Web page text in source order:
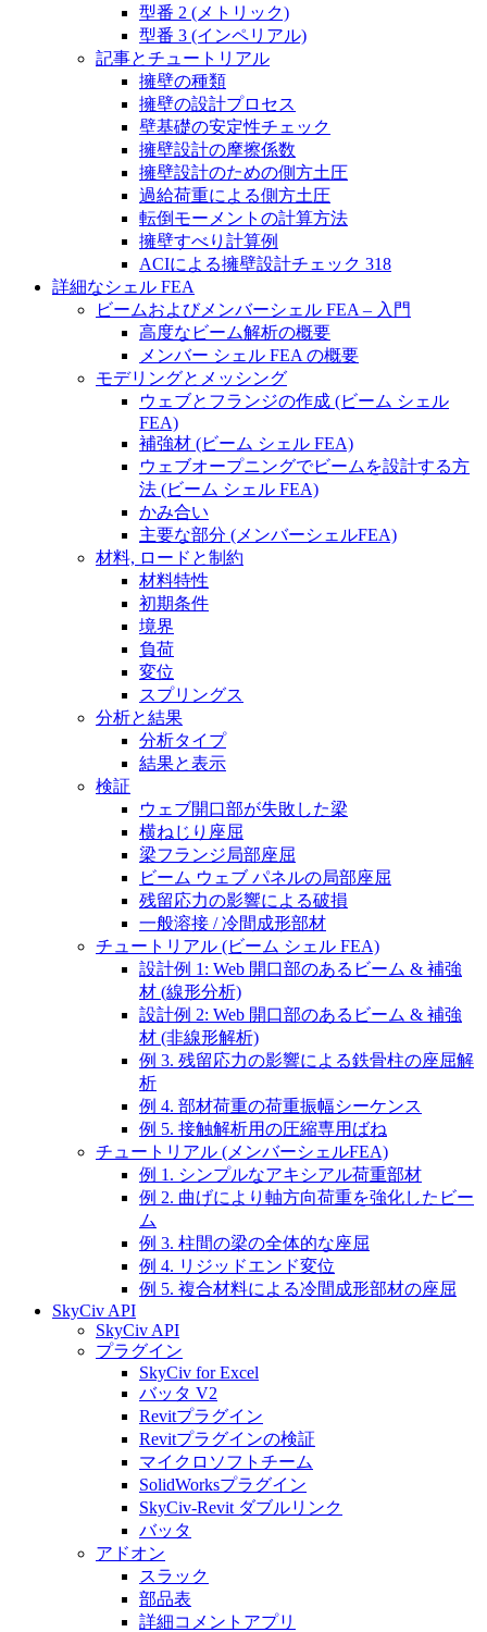
型番 2 (メトリック)
型番 3 (インペリアル)
記事とチュートリアル
擁壁の種類
擁壁の設計プロセス
壁基礎の安定性チェック
擁壁設計の摩擦係数
擁壁設計のための側方土圧
過給荷重による側方土圧
転倒モーメントの計算方法
擁壁すべり計算例
ACIによる擁壁設計チェック 318
詳細なシェル FEA
ビームおよびメンバーシェル FEA – 入門
高度なビーム解析の概要
メンバー シェル FEA の概要
モデリングとメッシング
ウェブとフランジの作成 (ビーム シェル
FEA)
補強材 (ビーム シェル FEA)
ウェブオープニングでビームを設計する方
法 (ビーム シェル FEA)
かみ合い
主要な部分 (メンバーシェルFEA)
材料, ロードと制約
材料特性
初期条件
境界
負荷
変位
スプリングス
分析と結果
分析タイプ
結果と表示
検証
ウェブ開口部が失敗した梁
横ねじり座屈
梁フランジ局部座屈
ビーム ウェブ パネルの局部座屈
残留応力の影響による破損
一般溶接 / 冷間成形部材
チュートリアル (ビーム シェル FEA)
設計例 1: Web 開口部のあるビーム & 補強
材 (線形分析)
設計例 2: Web 開口部のあるビーム & 補強
材 (非線形解析)
例 3. 残留応力の影響による鉄骨柱の座屈解
析
例 4. 部材荷重の荷重振幅シーケンス
例 5. 接触解析用の圧縮専用ばね
チュートリアル (メンバーシェルFEA)
例 1. シンプルなアキシアル荷重部材
例 2. 曲げにより軸方向荷重を強化したビー
ム
例 3. 柱間の梁の全体的な座屈
例 4. リジッドエンド変位
例 5. 複合材料による冷間成形部材の座屈
SkyCiv API
SkyCiv API
プラグイン
SkyCiv for Excel
バッタ V2
Revitプラグイン
Revitプラグインの検証
マイクロソフトチーム
SolidWorksプラグイン
SkyCiv-Revit ダブルリンク
バッタ
アドオン
スラック
部品表
詳細コメントアプリ